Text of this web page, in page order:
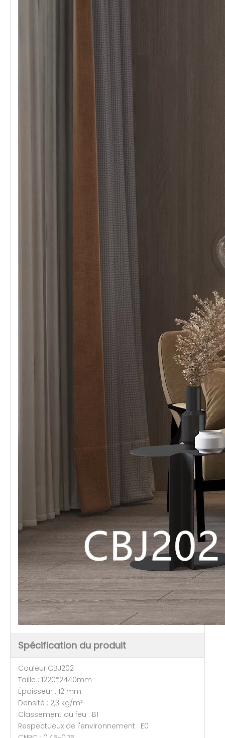
Spécification du produit
Couleur:CBJ202
Taille : 1220*2440mm
Épaisseur : 12 mm
Densité : 2,3 kg/m²
Classement au feu : B1
Respectueux de l'environnement : E0